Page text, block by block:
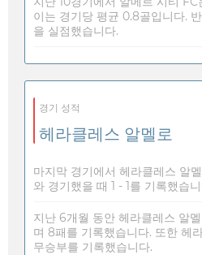
이는 경기당 평균 0.8골입니다.
을 실점했습니다.
경기 성적
헤라클레스 알멜로
마지막 경기에서 헤라클레스 알
와 경기했을 때 1 - 1를 기록했습
지난 6개월 동안 헤라클레스 알
며 8패를 기록했습니다. 또한 헤
무승부를 기록했습니다.